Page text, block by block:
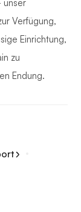
unser
Verfügung,
Einrichtung,
zu
Endung.